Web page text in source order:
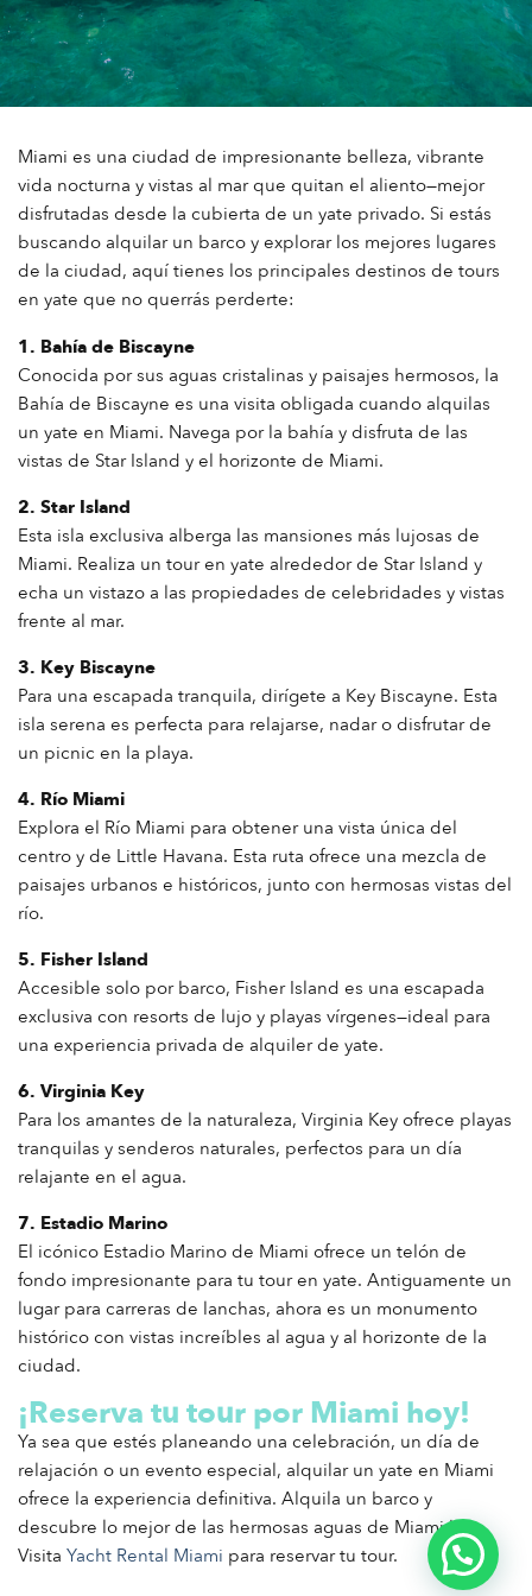
Miami es una ciudad de impresionante belleza, vibrante
vida nocturna y vistas al mar que quitan el aliento—mejor
disfrutadas desde la cubierta de un yate privado. Si estás
buscando alquilar un barco y explorar los mejores lugares
de la ciudad, aquí tienes los principales destinos de tours
en yate que no querrás perderte:
1. Bahía de Biscayne
Conocida por sus aguas cristalinas y paisajes hermosos, la
Bahía de Biscayne es una visita obligada cuando alquilas
un yate en Miami. Navega por la bahía y disfruta de las
vistas de Star Island y el horizonte de Miami.
2. Star Island
Esta isla exclusiva alberga las mansiones más lujosas de
Miami. Realiza un tour en yate alrededor de Star Island y
echa un vistazo a las propiedades de celebridades y vistas
frente al mar.
3. Key Biscayne
Para una escapada tranquila, dirígete a Key Biscayne. Esta
isla serena es perfecta para relajarse, nadar o disfrutar de
un picnic en la playa.
4. Río Miami
Explora el Río Miami para obtener una vista única del
centro y de Little Havana. Esta ruta ofrece una mezcla de
paisajes urbanos e históricos, junto con hermosas vistas del
río.
5. Fisher Island
Accesible solo por barco, Fisher Island es una escapada
exclusiva con resorts de lujo y playas vírgenes—ideal para
una experiencia privada de alquiler de yate.
6. Virginia Key
Para los amantes de la naturaleza, Virginia Key ofrece playas
tranquilas y senderos naturales, perfectos para un día
relajante en el agua.
7. Estadio Marino
El icónico Estadio Marino de Miami ofrece un telón de
fondo impresionante para tu tour en yate. Antiguamente un
lugar para carreras de lanchas, ahora es un monumento
histórico con vistas increíbles al agua y al horizonte de la
ciudad.
¡Reserva tu tour por Miami hoy!
Ya sea que estés planeando una celebración, un día de
relajación o un evento especial, alquilar un yate en Miami
ofrece la experiencia definitiva. Alquila un barco y
descubre lo mejor de las hermosas aguas de Miami hoy.
Visita Yacht Rental Miami para reservar tu tour.